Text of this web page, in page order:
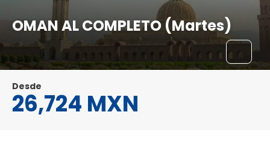
OMAN AL COMPLETO (Martes)
Desde
26,724 MXN